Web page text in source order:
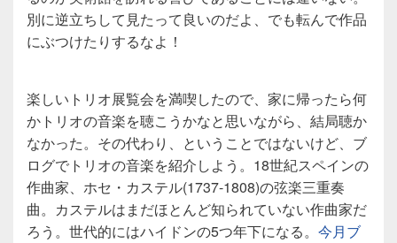
別に逆立ちして見たって良いのだよ、でも転んで作品
にぶつけたりするなよ！
楽しいトリオ展覧会を満喫したので、家に帰ったら何
かトリオの音楽を聴こうかなと思いながら、結局聴か
なかった。その代わり、ということではないけど、ブ
ログでトリオの音楽を紹介しよう。18世紀スペインの
作曲家、ホセ・カステル(1737-1808)の弦楽三重奏
曲。カステルはまだほとんど知られていない作曲家だ
ろう。世代的にはハイドンの5つ年下になる。 今月ブ